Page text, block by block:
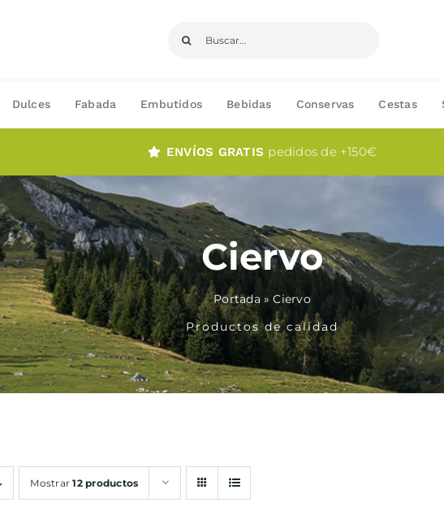
Dulces Fabada Embutidos Bebidas Conservas Cestas
ENVÍOS GRATIS pedidos de +150€
Ciervo
Portada »Ciervo
Productos de calidad
Mostrar12 productos